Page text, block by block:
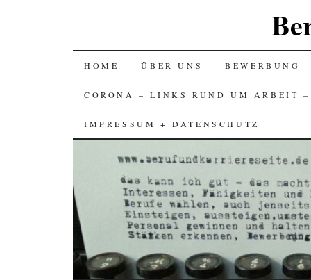
SKIP
TO
CONTENT
HOME ÜBER UNS BEWERBUNG
CORONA – LINKS RUND UM ARBEIT
IMPRESSUM + DATENSCHUTZ